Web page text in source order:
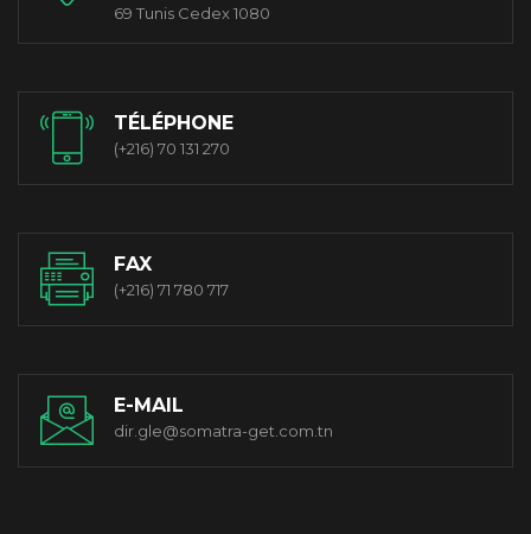
69 Tunis Cedex 1080
TÉLÉPHONE
(+216) 70 131 270
FAX
(+216) 71 780 717
E-MAIL
dir.gle@somatra-get.com.tn